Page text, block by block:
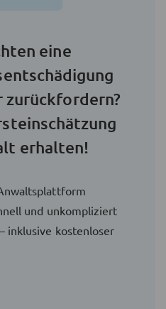
eine
zurückfordern?
erhalten!
und unkompliziert
inklusive kostenloser